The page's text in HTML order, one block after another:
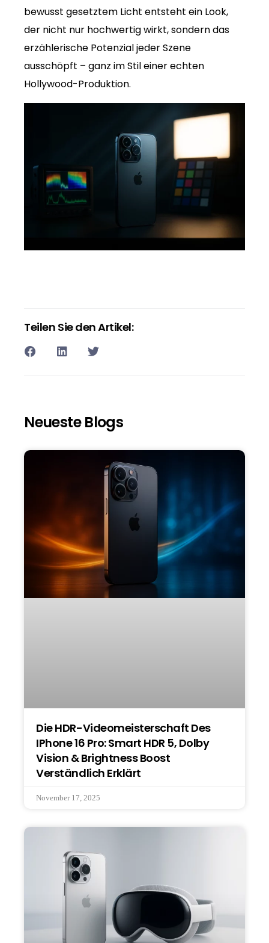
bewusst gesetztem Licht entsteht ein Look,
der nicht nur hochwertig wirkt, sondern das
erzählerische Potenzial jeder Szene
ausschöpft – ganz im Stil einer echten
Hollywood-Produktion.
Teilen Sie den Artikel:
Neueste Blogs
Die HDR-Videomeisterschaft Des
IPhone 16 Pro: Smart HDR 5, Dolby
Vision & Brightness Boost
Verständlich Erklärt
November 17, 2025